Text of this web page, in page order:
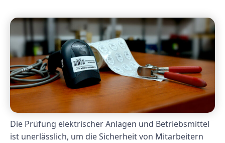
Die Prüfung elektrischer Anlagen und Betriebsmittel
ist unerlässlich, um die Sicherheit von Mitarbeitern